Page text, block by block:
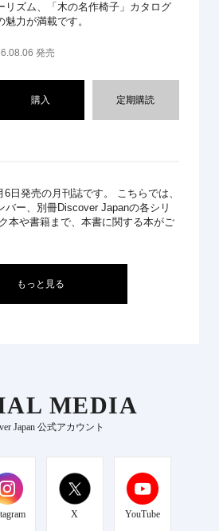
リズム、「木の名作椅子」カタログ
力が満載です。
発売
購入 定期購読
日発売の月刊誌です。 こちらでは、
バー、別冊Discover Japanの各シリ
本や書籍まで、本書に関する本がご
もっと見る
MEDIA
Japan 公式アカウント
X YouTube